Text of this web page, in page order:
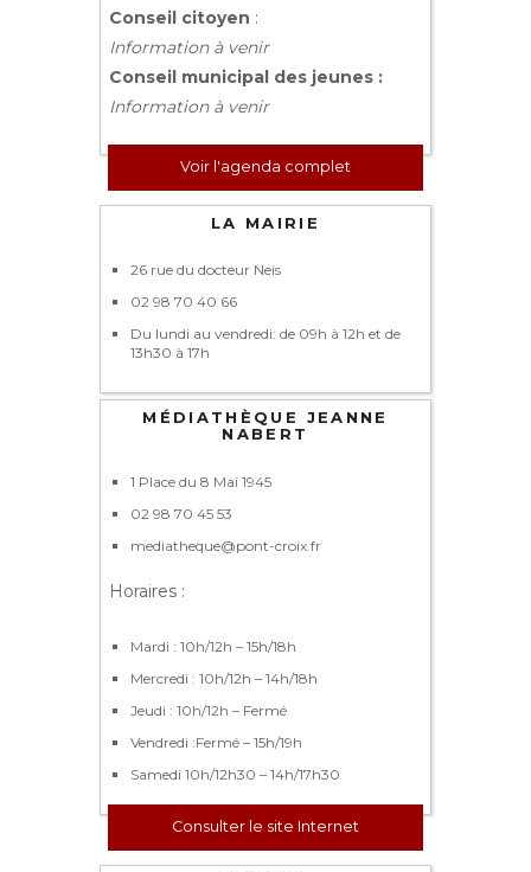
Conseil citoyen :
Information à venir
Conseil municipal des jeunes :
Information à venir
Voir l'agenda complet
LA MAIRIE
26 rue du docteur Neis
02 98 70 40 66
Du lundi au vendredi: de 09h à 12h et de
13h30 à 17h
MÉDIATHÈQUE JEANNE
NABERT
1 Place du 8 Mai 1945
02 98 70 45 53
mediatheque@pont-croix.fr
Horaires :
Mardi : 10h/12h – 15h/18h
Mercredi : 10h/12h – 14h/18h
Jeudi : 10h/12h – Fermé
Vendredi :Fermé – 15h/19h
Samedi 10h/12h30 – 14h/17h30
Consulter le site Internet